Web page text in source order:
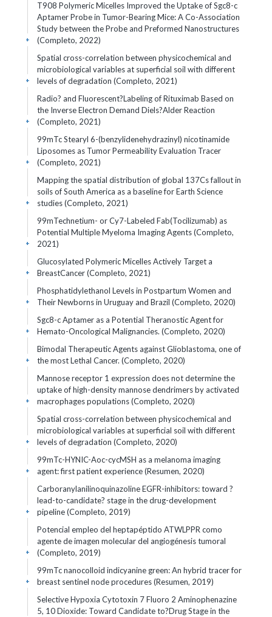
T908 Polymeric Micelles Improved the Uptake of Sgc8-c
Aptamer Probe in Tumor-Bearing Mice: A Co-Association
Study between the Probe and Preformed Nanostructures
(Completo, 2022)
+
Spatial cross-correlation between physicochemical and
microbiological variables at superficial soil with different
levels of degradation (Completo, 2021)
+
Radio? and Fluorescent?Labeling of Rituximab Based on
the Inverse Electron Demand Diels?Alder Reaction
(Completo, 2021)
+
99mTc Stearyl 6-(benzylidenehydrazinyl) nicotinamide
Liposomes as Tumor Permeability Evaluation Tracer
(Completo, 2021)
+
Mapping the spatial distribution of global 137Cs fallout in
soils of South America as a baseline for Earth Science
studies (Completo, 2021)
+
99mTechnetium- or Cy7-Labeled Fab(Tocilizumab) as
Potential Multiple Myeloma Imaging Agents (Completo,
2021)
+
Glucosylated Polymeric Micelles Actively Target a
BreastCancer (Completo, 2021)
+
Phosphatidylethanol Levels in Postpartum Women and
Their Newborns in Uruguay and Brazil (Completo, 2020)
+
Sgc8-c Aptamer as a Potential Theranostic Agent for
Hemato-Oncological Malignancies. (Completo, 2020)
+
Bimodal Therapeutic Agents against Glioblastoma, one of
the most Lethal Cancer. (Completo, 2020)
+
Mannose receptor 1 expression does not determine the
uptake of high-density mannose dendrimers by activated
macrophages populations (Completo, 2020)
+
Spatial cross-correlation between physicochemical and
microbiological variables at superficial soil with different
levels of degradation (Completo, 2020)
+
99mTc-HYNIC-Aoc-cycMSH as a melanoma imaging
agent: first patient experience (Resumen, 2020)
+
Carboranylanilinoquinazoline EGFR-inhibitors: toward ?
lead-to-candidate? stage in the drug-development
pipeline (Completo, 2019)
+
Potencial empleo del heptapéptido ATWLPPR como
agente de imagen molecular del angiogénesis tumoral
(Completo, 2019)
+
99mTc nanocolloid indicyanine green: An hybrid tracer for
breast sentinel node procedures (Resumen, 2019)
+
Selective Hypoxia Cytotoxin 7 Fluoro 2 Aminophenazine
5, 10 Dioxide: Toward Candidate to?Drug Stage in the